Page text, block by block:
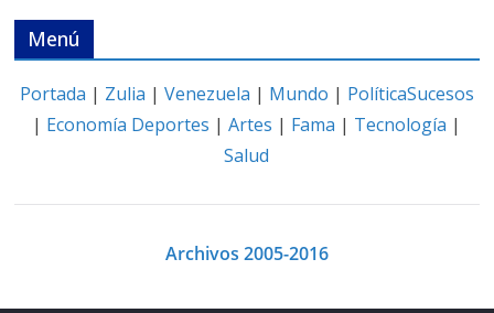
Menú
Portada | Zulia | Venezuela | Mundo | PolíticaSucesos
| Economía Deportes |Artes | Fama | Tecnología |
Salud
Archivos 2005-2016